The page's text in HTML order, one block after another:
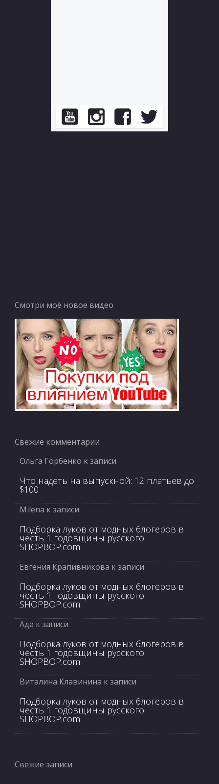
Смотри моё новое видео
Свежие комментарии
Ольга Горбенко к записи
Что надеть на выпускной: 12 платьев до
$100
Milena к записи
Подборка луков от модных блогеров в
честь 1 годовщины русского
SHOPBOP.com
Евгения Крапивникова к записи
Подборка луков от модных блогеров в
честь 1 годовщины русского
SHOPBOP.com
Ада к записи
Подборка луков от модных блогеров в
честь 1 годовщины русского
SHOPBOP.com
Виталина Клавинина к записи
Подборка луков от модных блогеров в
честь 1 годовщины русского
SHOPBOP.com
Свежие записи